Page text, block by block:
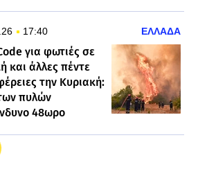
17:40 ΕΛΛΑΔΑ
για φωτιές σε
και άλλες πέντε
την Κυριακή:
πυλών
48ωρο